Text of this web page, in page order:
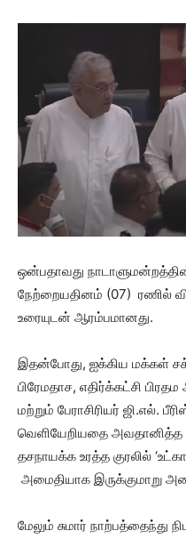
ஒன்பதாவது
நேற்றையதினம் (07) ரணில்
உரையுடன் ஆரம்பமானது.
இதன்போது, ஐக்கிய மக்கள்
பிரேமதாச, எதிர்க்கட்சி
மற்றும் பேராசிரியர் ஜி.எல்.
வெளியேறியதை
தசநாயக்க உரத்த குரலில்
அமைதியாக இருக்குமாறு
மேலும் சுமார் நாற்பத்தைந்து